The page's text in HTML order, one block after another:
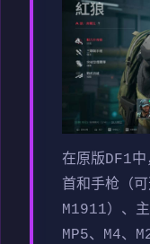
在原版DF1
首和手枪（
M1911）、
MP5、M4、